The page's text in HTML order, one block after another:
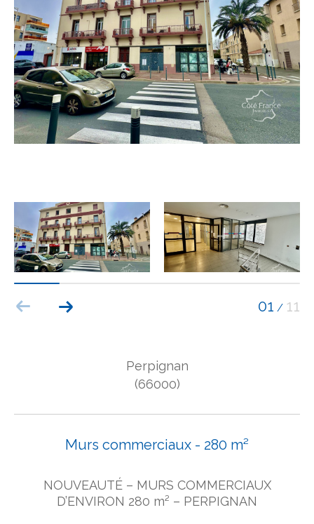
01 / 11
Perpignan
(66000)
Murs commerciaux - 280 m²
NOUVEAUTÉ – MURS COMMERCIAUX
D’ENVIRON 280 m² – PERPIGNAN
Budget
Budget
Surface
Surface
Pièces
Pièces
AFFINER LES CRITÈRES
TERRASSE PARKING PISCINE
Rechercher